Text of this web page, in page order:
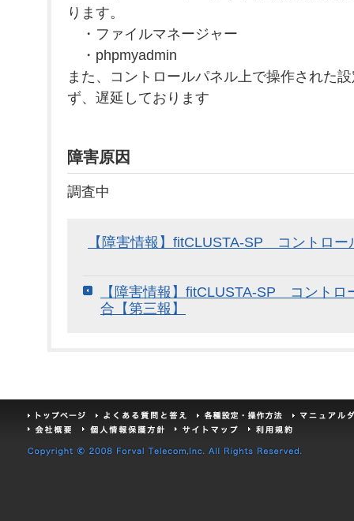
ります。
・ファイルマネージャー
・phpmyadmin
また、コントロールパネル上で操作された
ず、遅延しております
障害原因
調査中
【障害情報】fitCLUSTA-SP コントロー
【障害情報】fitCLUSTA-SP コントロ
合【第三報】